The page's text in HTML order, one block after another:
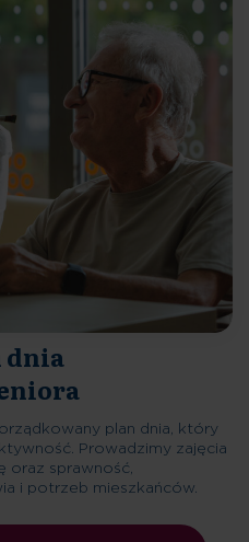
dnia
plan dnia, który
Prowadzimy zajęcia
oraz sprawność,
i potrzeb mieszkańców.